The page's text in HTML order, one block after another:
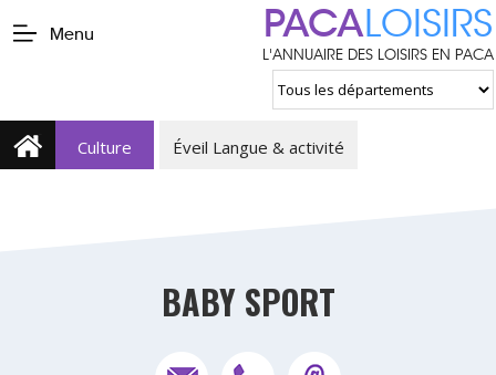
Menu PACALOISIRS
L'ANNUAIRE DES LOISIRS EN PACA
Culture Éveil Langue & activité
BABY SPORT